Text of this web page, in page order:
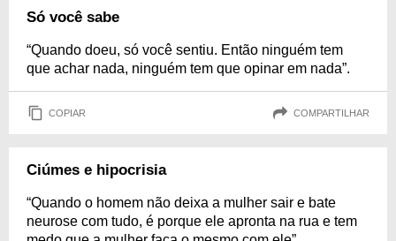
Só você sabe
“Quando doeu, só você sentiu. Então ninguém tem
que achar nada, ninguém tem que opinar em nada”.
COPIAR COMPARTILHAR
Ciúmes e hipocrisia
“Quando o homem não deixa a mulher sair e bate
neurose com tudo, é porque ele apronta na rua e tem